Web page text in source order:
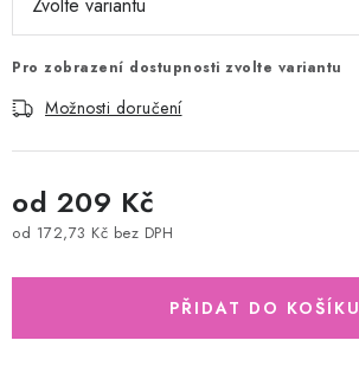
Pro zobrazení dostupnosti zvolte variantu
Možnosti doručení
od 209 Kč
od 172,73 Kč bez DPH
PŘIDAT DO KOŠÍKU